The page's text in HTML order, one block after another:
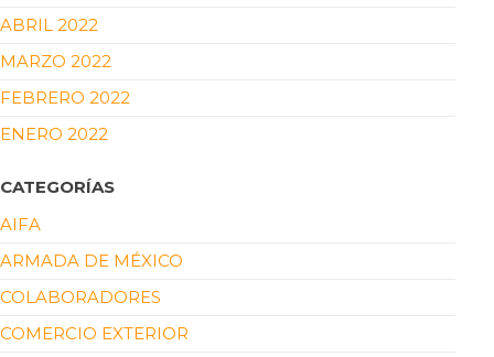
ABRIL 2022
MARZO 2022
FEBRERO 2022
ENERO 2022
CATEGORÍAS
AIFA
ARMADA DE MÉXICO
COLABORADORES
COMERCIO EXTERIOR